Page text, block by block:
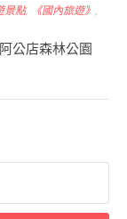
景點, 《國內旅遊》 ,
公店森林公園